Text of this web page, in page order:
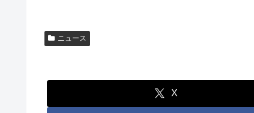
ニュース
X